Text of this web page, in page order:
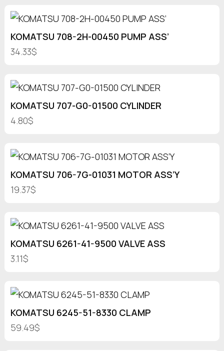
KOMATSU 708-2H-00450 PUMP ASS’
34.33$
KOMATSU 707-G0-01500 CYLINDER
4.80$
KOMATSU 706-7G-01031 MOTOR ASS’Y
19.37$
KOMATSU 6261-41-9500 VALVE ASS
3.11$
KOMATSU 6245-51-8330 CLAMP
59.49$